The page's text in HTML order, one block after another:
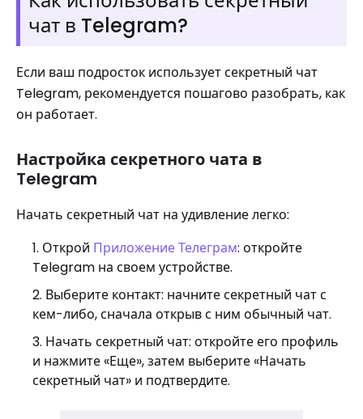
чат в Telegram?
Если ваш подросток использует секретный чат
Telegram, рекомендуется пошагово разобрать, как
он работает.
Настройка секретного чата в
Telegram
Начать секретный чат на удивление легко:
Открой Приложение Телеграм: откройте
Telegram на своем устройстве.
Выберите контакт: начните секретный чат с
кем-либо, сначала открыв с ним обычный чат.
Начать секретный чат: откройте его профиль
и нажмите «Еще», затем выберите «Начать
секретный чат» и подтвердите.